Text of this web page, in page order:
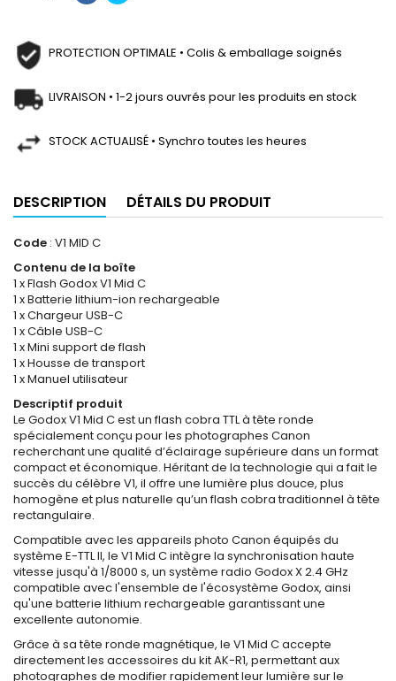
PROTECTION OPTIMALE • Colis & emballage soignés
LIVRAISON • 1-2 jours ouvrés pour les produits en stock
STOCK ACTUALISÉ • Synchro toutes les heures
DESCRIPTION DÉTAILS DU PRODUIT
Code : V1 MID C
Contenu de la boîte
1 x Flash Godox V1 Mid C
1 x Batterie lithium-ion rechargeable
1 x Chargeur USB-C
1 x Câble USB-C
1 x Mini support de flash
1 x Housse de transport
1 x Manuel utilisateur
Descriptif produit
Le Godox V1 Mid C est un flash cobra TTL à tête ronde
spécialement conçu pour les photographes Canon
recherchant une qualité d’éclairage supérieure dans un format
compact et économique. Héritant de la technologie qui a fait le
succès du célèbre V1, il offre une lumière plus douce, plus
homogène et plus naturelle qu’un flash cobra traditionnel à tête
rectangulaire.
Compatible avec les appareils photo Canon équipés du
système E-TTL II, le V1 Mid C intègre la synchronisation haute
vitesse jusqu'à 1/8000 s, un système radio Godox X 2.4 GHz
compatible avec l'ensemble de l'écosystème Godox, ainsi
qu'une batterie lithium rechargeable garantissant une
excellente autonomie.
Grâce à sa tête ronde magnétique, le V1 Mid C accepte
directement les accessoires du kit AK-R1, permettant aux
photographes de modifier rapidement leur lumière sur le